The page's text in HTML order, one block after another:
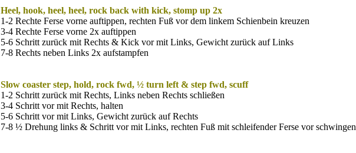
Heel, hook, heel, heel, rock back with kick, stomp up 2x
1-2 Rechte Ferse vorne auftippen, rechten Fuß vor dem linkem Schienbein kreuzen
3-4 Rechte Ferse vorne 2x auftippen
5-6 Schritt zurück mit Rechts & Kick vor mit Links, Gewicht zurück auf Links
7-8 Rechts neben Links 2x aufstampfen
Slow coaster step, hold, rock fwd, ½ turn left & step fwd, scuff
1-2 Schritt zurück mit Rechts, Links neben Rechts schließen
3-4 Schritt vor mit Rechts, halten
5-6 Schritt vor mit Links, Gewicht zurück auf Rechts
7-8 ½ Drehung links & Schritt vor mit Links, rechten Fuß mit schleifender Ferse vor schwingen